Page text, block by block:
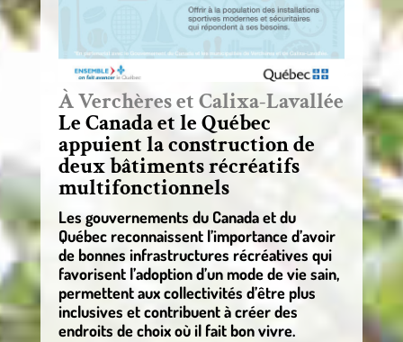
À Verchères et Calixa-Lavallée
Le Canada et le Québec
appuient la construction de
deux bâtiments récréatifs
multifonctionnels
Les gouvernements du Canada et du
Québec reconnaissent l’importance d’avoir
de bonnes infrastructures récréatives qui
favorisent l’adoption d’un mode de vie sain,
permettent aux collectivités d’être plus
inclusives et contribuent à créer des
endroits de choix où il fait bon vivre.